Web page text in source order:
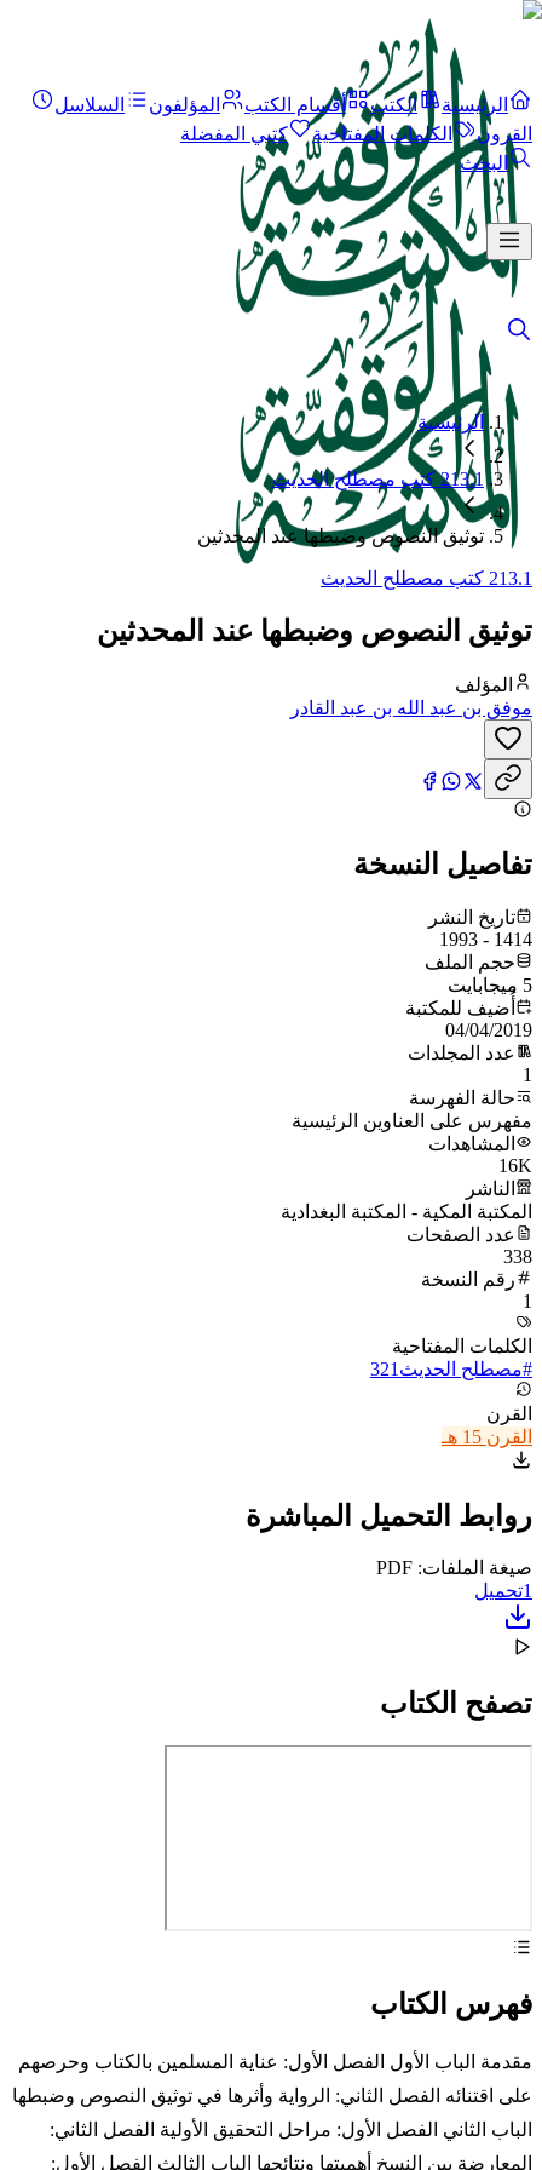
الرئيسية الكتب أقسام الكتب المؤلفون
السلاسل
القرون
الكلمات المفتاحية
كتبي المفضلة
البحث
الرئيسية
213.1 كتب مصطلح الحديث
توثيق النصوص وضبطها عند المحدثين
213.1 كتب مصطلح الحديث
توثيق النصوص وضبطها عند المحدثين
المؤلف
موفق بن عبد الله بن عبد القادر
تفاصيل النسخة
تاريخ النشر
1414 - 1993
حجم الملف
5 ميجابايت
أُضيف للمكتبة
04/04/2019
عدد المجلدات
1
حالة الفهرسة
مفهرس على العناوين الرئيسية
المشاهدات
16K
الناشر
المكتبة المكية - المكتبة البغدادية
عدد الصفحات
338
رقم النسخة
1
الكلمات المفتاحية
#مصطلح الحديث 321
القرن
القرن 15 هـ
روابط التحميل المباشرة
صيغة الملفات: PDF
1تحميل
تصفح الكتاب
فهرس الكتاب
مقدمة الباب الأول الفصل الأول: عناية المسلمين بالكتاب وحرصهم
على اقتنائه الفصل الثاني: الرواية وأثرها في توثيق النصوص وضبطها
الباب الثاني الفصل الأول: مراحل التحقيق الأولية الفصل الثاني:
المعارضة بين النسخ أهميتها ونتائجها الباب الثالث الفصل الأول: